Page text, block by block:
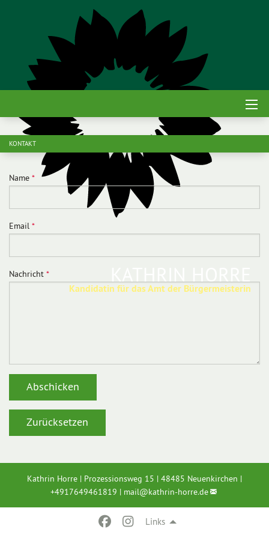
Links
Kandidatin für das Amt der Bürgermeisterin
KONTAKT
Name *
Email *
Nachricht *
Kathrin Horre | Prozessionsweg 15 | 48485 Neuenkirchen |
+4917649461819 | mail@kathrin-horre.de